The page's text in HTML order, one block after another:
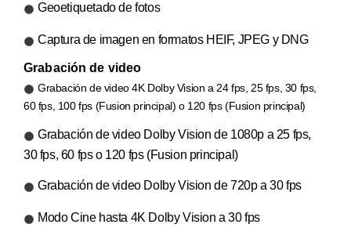
Geoetiquetado de fotos
Captura de imagen en formatos HEIF, JPEG y DNG
Grabación de video
Grabación de video 4K Dolby Vision a 24 fps, 25 fps, 30 fps,
60 fps, 100 fps (Fusion principal) o 120 fps (Fusion principal)
Grabación de video Dolby Vision de 1080p a 25 fps,
30 fps, 60 fps o 120 fps (Fusion principal)
Grabación de video Dolby Vision de 720p a 30 fps
Modo Cine hasta 4K Dolby Vision a 30 fps